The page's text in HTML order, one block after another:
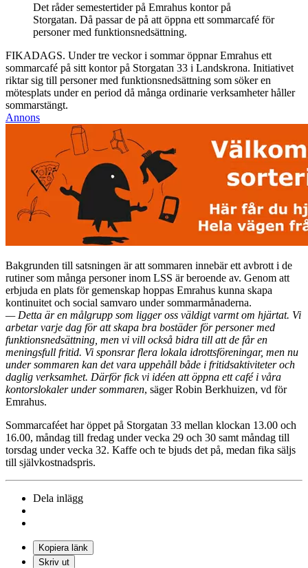
Det råder semestertider på Emrahus kontor på
Storgatan. Då passar de på att öppna ett sommarcafé för
personer med funktionsnedsättning.
FIKADAGS. Under tre veckor i sommar öppnar Emrahus ett
sommarcafé på sitt kontor på Storgatan 33 i Landskrona. Initiativet
riktar sig till personer med funktionsnedsättning som söker en
mötesplats under en period då många ordinarie verksamheter håller
sommarstängt.
Annons
Bakgrunden till satsningen är att sommaren innebär ett avbrott i de
rutiner som många personer inom LSS är beroende av. Genom att
erbjuda en plats för gemenskap hoppas Emrahus kunna skapa
kontinuitet och social samvaro under sommarmånaderna.
— Detta är en målgrupp som ligger oss väldigt varmt om hjärtat. Vi
arbetar varje dag för att skapa bra bostäder för personer med
funktionsnedsättning, men vi vill också bidra till att de får en
meningsfull fritid. Vi sponsrar flera lokala idrottsföreningar, men nu
under sommaren kan det vara uppehåll både i fritidsaktiviteter och
daglig verksamhet. Därför fick vi idéen att öppna ett café i våra
kontorslokaler under sommaren, säger Robin Berkhuizen, vd för
Emrahus.
Sommarcaféet har öppet på Storgatan 33 mellan klockan 13.00 och
16.00, måndag till fredag under vecka 29 och 30 samt måndag till
torsdag under vecka 32. Kaffe och te bjuds det på, medan fika säljs
till självkostnadspris.
Dela inlägg
Kopiera länk
Skriv ut